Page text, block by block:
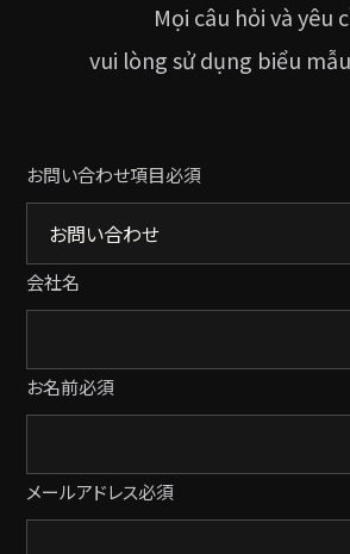
Mọi câu hỏi và yêu
vui lòng sử dụng biểu
お問い合わせ項目必須
会社名
お名前必須
メールアドレス必須